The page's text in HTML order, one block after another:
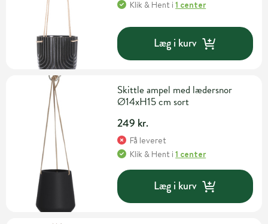
Klik & Hent i1 center
Læg i kurv
Skittle ampel med lædersnor
Ø14xH15 cm sort
249 kr.
Få leveret
Klik & Hent i1 center
Læg i kurv